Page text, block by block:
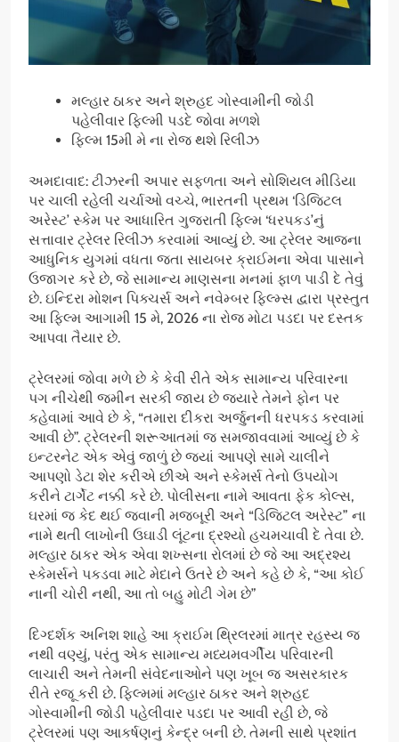
મલ્હાર ઠાકર અને શ્રુહદ ગોસ્વામીની જોડી
પહેલીવાર ફિલ્મી પડદે જોવા મળશે
ફિલ્મ 15મી મે ના રોજ થશે રિલીઝ
અમદાવાદ: ટીઝરની અપાર સફળતા અને સોશિયલ મીડિયા
પર ચાલી રહેલી ચર્ચાઓ વચ્ચે, ભારતની પ્રથમ ‘ડિજિટલ
અરેસ્ટ’ સ્કેમ પર આધારિત ગુજરાતી ફિલ્મ ‘ધરપકડ’નું
સત્તાવાર ટ્રેલર રિલીઝ કરવામાં આવ્યું છે. આ ટ્રેલર આજના
આધુનિક યુગમાં વધતા જતા સાયબર ક્રાઈમના એવા પાસાને
ઉજાગર કરે છે, જે સામાન્ય માણસના મનમાં ફાળ પાડી દે તેવું
છે. ઇન્દિરા મોશન પિક્ચર્સ અને નવેમ્બર ફિલ્મ્સ દ્વારા પ્રસ્તુત
આ ફિલ્મ આગામી 15 મે, 2026 ના રોજ મોટા પડદા પર દસ્તક
આપવા તૈયાર છે.
ટ્રેલરમાં જોવા મળે છે કે કેવી રીતે એક સામાન્ય પરિવારના
પગ નીચેથી જમીન સરકી જાય છે જ્યારે તેમને ફોન પર
કહેવામાં આવે છે કે, “તમારા દીકરા અર્જુનની ધરપકડ કરવામાં
આવી છે”. ટ્રેલરની શરૂઆતમાં જ સમજાવવામાં આવ્યું છે કે
ઇન્ટરનેટ એક એવું જાળું છે જ્યાં આપણે સામે ચાલીને
આપણો ડેટા શેર કરીએ છીએ અને સ્કેમર્સ તેનો ઉપયોગ
કરીને ટાર્ગેટ નક્કી કરે છે. પોલીસના નામે આવતા ફેક કોલ્સ,
ઘરમાં જ કેદ થઈ જવાની મજબૂરી અને “ડિજિટલ અરેસ્ટ” ના
નામે થતી લાખોની ઉઘાડી લૂંટના દ્રશ્યો હચમચાવી દે તેવા છે.
મલ્હાર ઠાકર એક એવા શખ્સના રોલમાં છે જે આ અદ્રશ્ય
સ્કેમર્સને પકડવા માટે મેદાને ઉતરે છે અને કહે છે કે, “આ કોઈ
નાની ચોરી નથી, આ તો બહુ મોટી ગેમ છે”
દિગ્દર્શક અનિશ શાહે આ ક્રાઈમ થ્રિલરમાં માત્ર રહસ્ય જ
નથી વણ્યું, પરંતુ એક સામાન્ય મધ્યમવર્ગીય પરિવારની
લાચારી અને તેમની સંવેદનાઓને પણ ખૂબ જ અસરકારક
રીતે રજૂ કરી છે. ફિલ્મમાં મલ્હાર ઠાકર અને શ્રુહદ
ગોસ્વામીની જોડી પહેલીવાર પડદા પર આવી રહી છે, જે
ટ્રેલરમાં પણ આકર્ષણનું કેન્દ્ર બની છે. તેમની સાથે પ્રશાંત